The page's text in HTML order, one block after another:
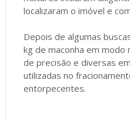
localizaram o imóvel e
Depois de algumas
kg de maconha em modo
de precisão e diversas
utilizadas no
entorpecentes.